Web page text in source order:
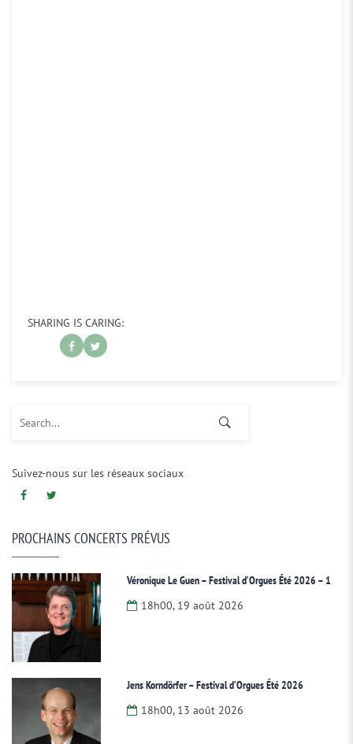
SHARING IS CARING:
Suivez-nous sur les réseaux sociaux
PROCHAINS CONCERTS PRÉVUS
Véronique Le Guen – Festival d’Orgues Été 2026 – 1
18h00, 19 août 2026
Jens Korndörfer – Festival d’Orgues Été 2026
18h00, 13 août 2026